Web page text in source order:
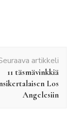
artikkeli
11 täsmävinkkiä
Los
Angelesiin